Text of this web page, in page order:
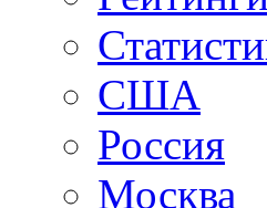
США
Россия
Москва